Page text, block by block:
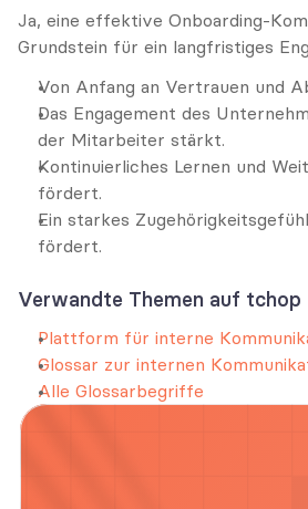
Ja, eine effektive Onboarding-
Grundstein für ein langfristiges
Von Anfang an Vertrauen und
Das Engagement des
der Mitarbeiter stärkt.
Kontinuierliches Lernen und
fördert.
Ein starkes
fördert.
Verwandte Themen auf tchop
Plattform für interne
Glossar zur internen
Alle Glossarbegriffe